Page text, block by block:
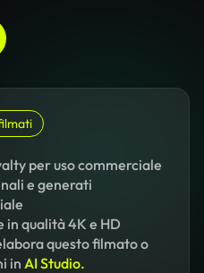
per uso commerciale
e generati
in qualità 4K e HD
questo filmato o
in AI Studio.